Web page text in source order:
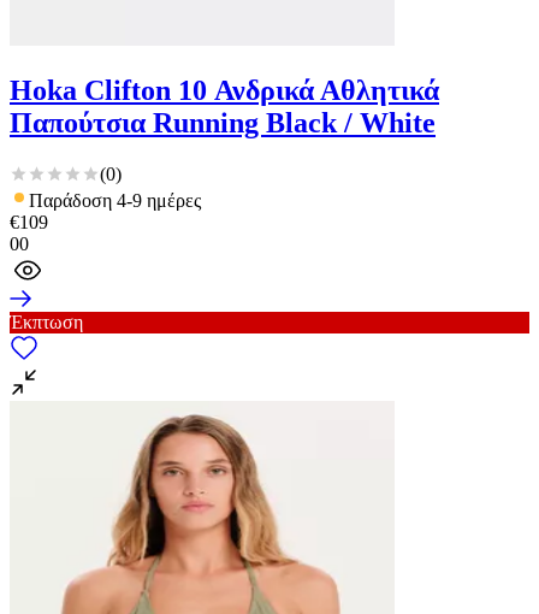
Hoka Clifton 10 Ανδρικά Αθλητικά
Παπούτσια Running Black / White
(0)
Παράδοση 4-9 ημέρες
€109
00
Έκπτωση